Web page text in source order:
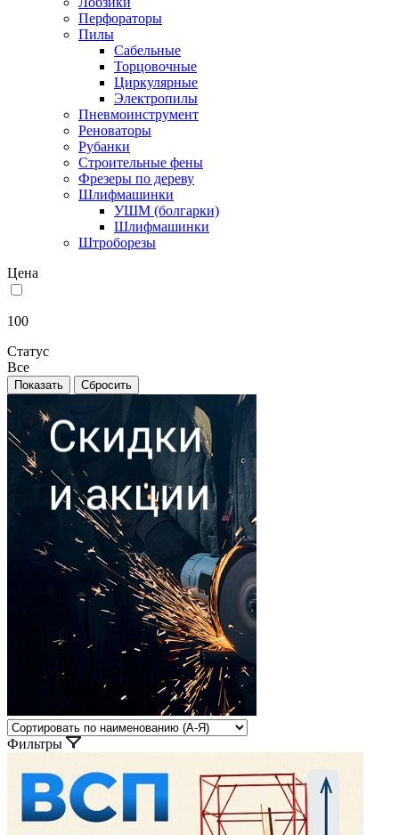
Перфораторы
Пилы
Сабельные
Торцовочные
Циркулярные
Электропилы
Пневмоинструмент
Реноваторы
Рубанки
Строительные фены
Фрезеры по дереву
Шлифмашинки
УШМ (болгарки)
Шлифмашинки
Штроборезы
Цена
100
Статус
Все
Фильтры